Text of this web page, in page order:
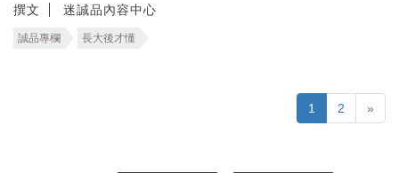
撰文 迷誠品內容中心
誠品專欄 長大後才懂
1 2 »